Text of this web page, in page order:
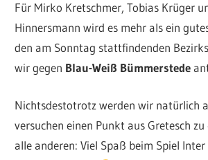
Für Mirko Kretschmer, Tobias Krüger
Hinnersmann wird es mehr als ein
den am Sonntag stattfindenden
wir gegen Blau-Weiß Bümmerstede
Nichtsdestotrotz werden wir natürlich
versuchen einen Punkt aus Gretesch
alle anderen: Viel Spaß beim Spiel Inter